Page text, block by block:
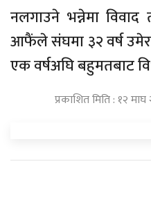
नलगाउने भन्नेमा विवाद
आफैंले संघमा ३२ वर्ष
एक वर्षअघि बहुमतबाट
प्रकाशित मिति : १२